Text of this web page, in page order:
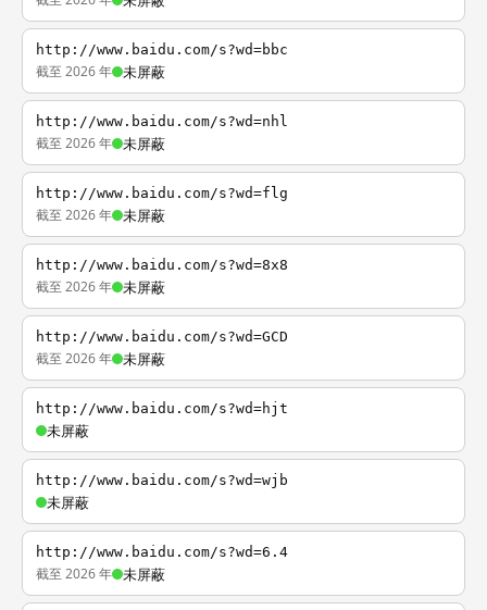
http://www.baidu.com/s?wd=bbc
截至 2026 年 未屏蔽
http://www.baidu.com/s?wd=nhl
截至 2026 年 未屏蔽
http://www.baidu.com/s?wd=flg
截至 2026 年 未屏蔽
http://www.baidu.com/s?wd=8x8
截至 2026 年 未屏蔽
http://www.baidu.com/s?wd=GCD
截至 2026 年 未屏蔽
http://www.baidu.com/s?wd=hjt
未屏蔽
http://www.baidu.com/s?wd=wjb
未屏蔽
http://www.baidu.com/s?wd=6.4
截至 2026 年 未屏蔽